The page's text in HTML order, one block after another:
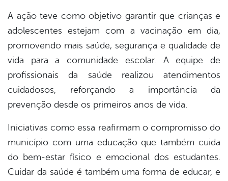
A ação teve como objetivo garantir que crianças e
adolescentes estejam com a vacinação em dia,
promovendo mais saúde, segurança e qualidade de
vida para a comunidade escolar. A equipe de
profissionais da saúde realizou atendimentos
cuidadosos, reforçando a importância da
prevenção desde os primeiros anos de vida.
Iniciativas como essa reafirmam o compromisso do
município com uma educação que também cuida
do bem-estar físico e emocional dos estudantes.
Cuidar da saúde é também uma forma de educar, e